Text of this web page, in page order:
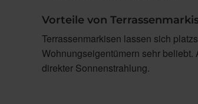
Vorteile von
Terrassenmarkisen lassen sich
Wohnungseigentümern sehr
direkter Sonnenstrahlung.